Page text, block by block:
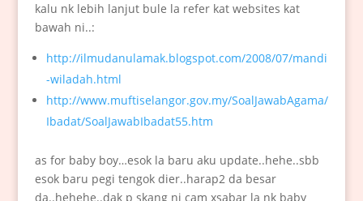
kalu nk lebih lanjut bule la refer kat websites kat
bawah ni..:
http://ilmudanulamak.blogspot.com/2008/07/mandi
-wiladah.html
http://www.muftiselangor.gov.my/SoalJawabAgama/
Ibadat/SoalJawabIbadat55.htm
as for baby boy…esok la baru aku update..hehe..sbb
esok baru pegi tengok dier..harap2 da besar
da..hehehe..dak p skang ni cam xsabar la nk baby